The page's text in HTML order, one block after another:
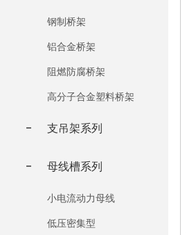
钢制桥架
铝合金桥架
阻燃防腐桥架
高分子合金塑料桥架
支吊架系列
母线槽系列
小电流动力母线
低压密集型